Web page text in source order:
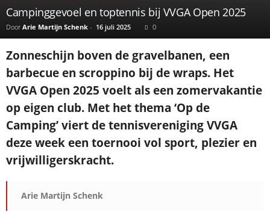
Campinggevoel en toptennis bij VVGA Open 2025
Door Arie Martijn Schenk - 16 juli 2025 0
Zonneschijn boven de gravelbanen, een
barbecue en scroppino bij de wraps. Het
VVGA Open 2025 voelt als een zomervakantie
op eigen club. Met het thema ‘Op de
Camping’ viert de tennisvereniging VVGA
deze week een toernooi vol sport, plezier en
vrijwilligerskracht.
Arie Martijn Schenk